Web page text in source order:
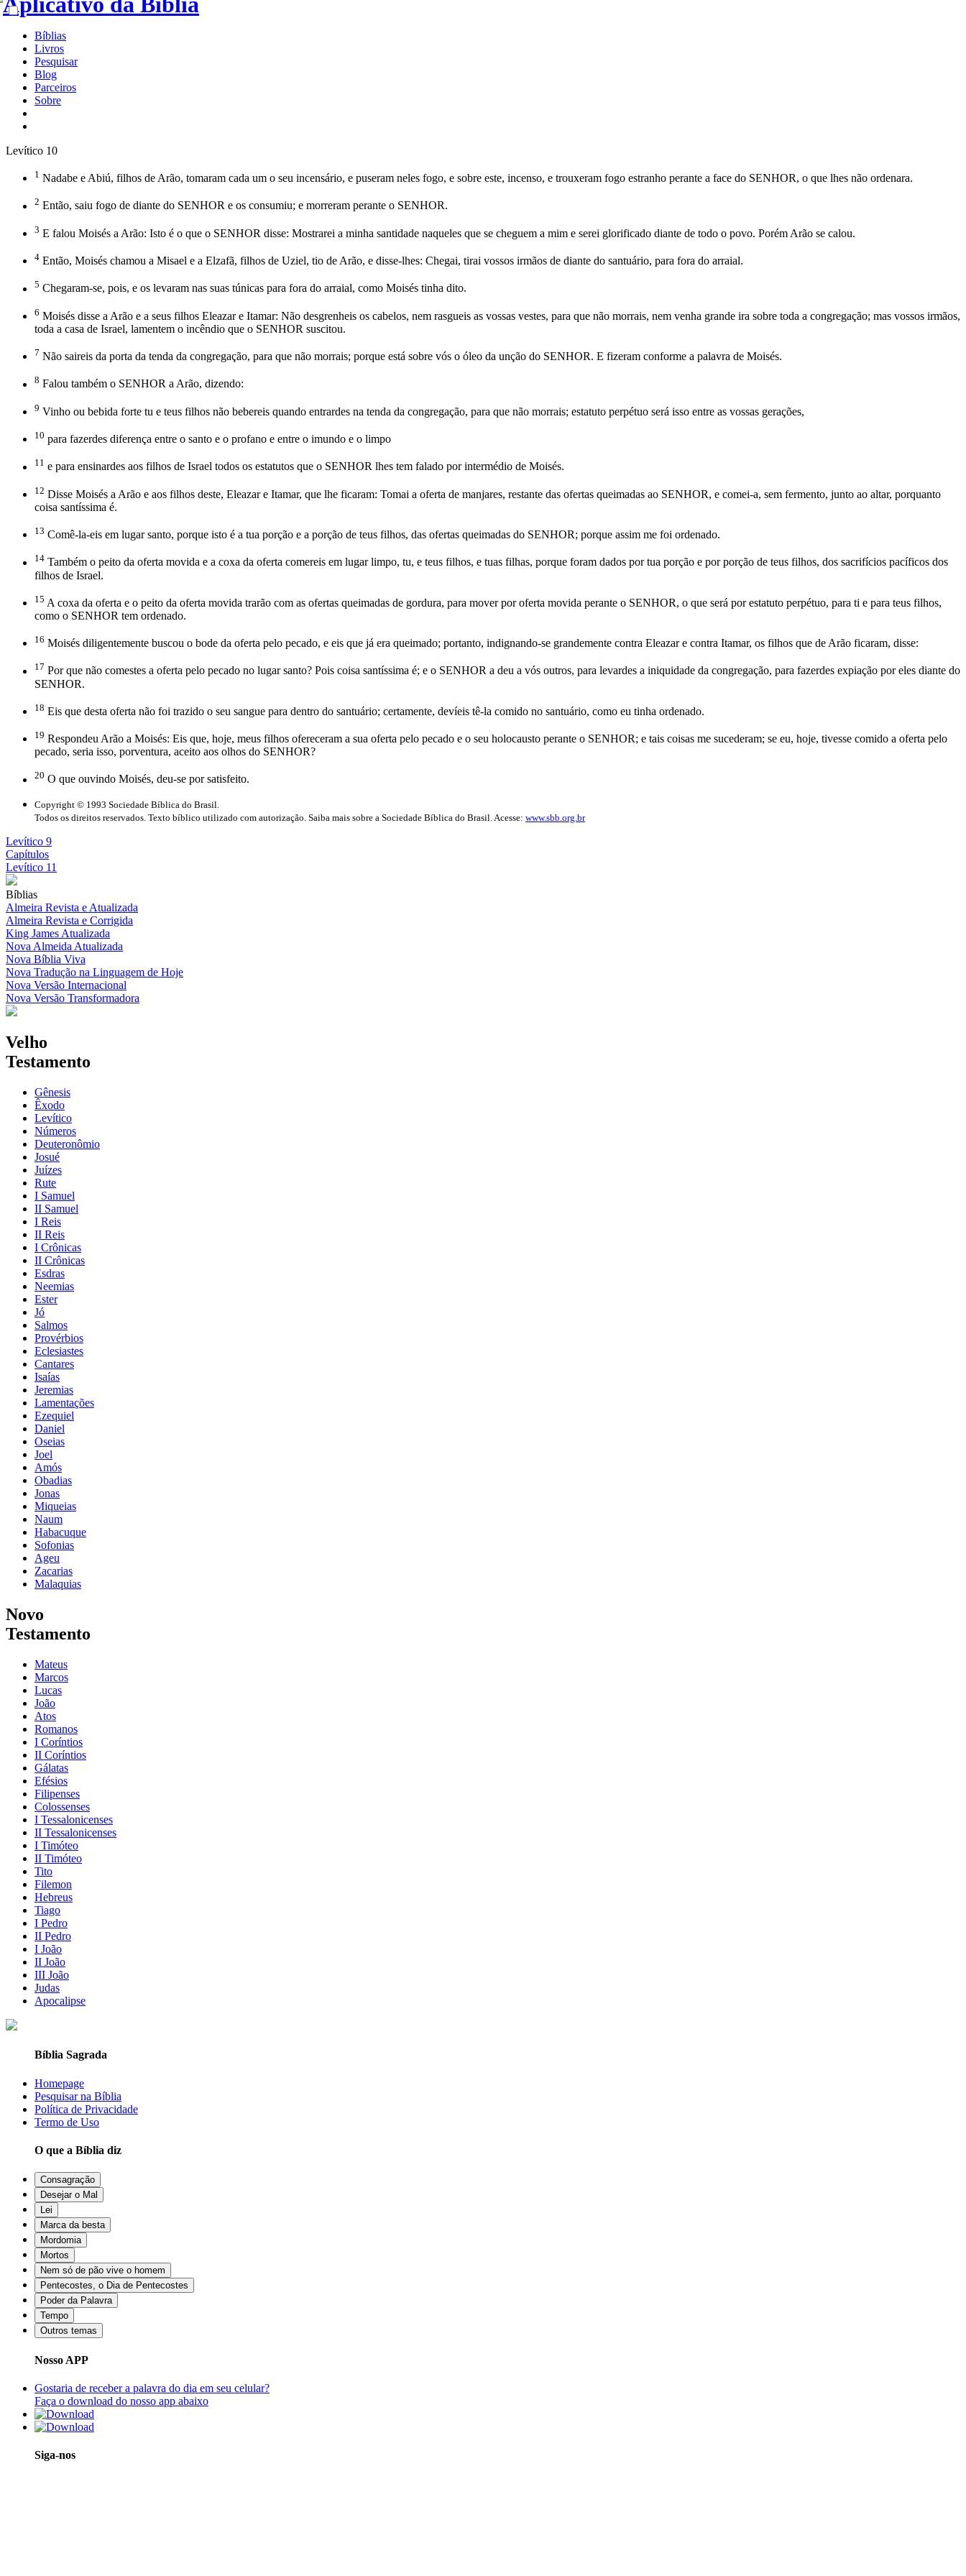
Bíblias
Livros
Pesquisar
Blog
Parceiros
Sobre
Levítico 10
1 Nadabe e Abiú, filhos de Arão, tomaram cada um o seu incensário, e puseram neles fogo, e sobre este, incenso, e trouxeram fogo estranho perante a face do SENHOR, o que lhes não ordenara.
2 Então, saiu fogo de diante do SENHOR e os consumiu; e morreram perante o SENHOR.
3 E falou Moisés a Arão: Isto é o que o SENHOR disse: Mostrarei a minha santidade naqueles que se cheguem a mim e serei glorificado diante de todo o povo. Porém Arão se calou.
4 Então, Moisés chamou a Misael e a Elzafã, filhos de Uziel, tio de Arão, e disse-lhes: Chegai, tirai vossos irmãos de diante do santuário, para fora do arraial.
5 Chegaram-se, pois, e os levaram nas suas túnicas para fora do arraial, como Moisés tinha dito.
6 Moisés disse a Arão e a seus filhos Eleazar e Itamar: Não desgrenheis os cabelos, nem rasgueis as vossas vestes, para que não morrais, nem venha grande ira sobre toda a congregação; mas vossos irmãos,
toda a casa de Israel, lamentem o incêndio que o SENHOR suscitou.
7 Não saireis da porta da tenda da congregação, para que não morrais; porque está sobre vós o óleo da unção do SENHOR. E fizeram conforme a palavra de Moisés.
8 Falou também o SENHOR a Arão, dizendo:
9 Vinho ou bebida forte tu e teus filhos não bebereis quando entrardes na tenda da congregação, para que não morrais; estatuto perpétuo será isso entre as vossas gerações,
10 para fazerdes diferença entre o santo e o profano e entre o imundo e o limpo
11 e para ensinardes aos filhos de Israel todos os estatutos que o SENHOR lhes tem falado por intermédio de Moisés.
12 Disse Moisés a Arão e aos filhos deste, Eleazar e Itamar, que lhe ficaram: Tomai a oferta de manjares, restante das ofertas queimadas ao SENHOR, e comei-a, sem fermento, junto ao altar, porquanto
coisa santíssima é.
13 Comê-la-eis em lugar santo, porque isto é a tua porção e a porção de teus filhos, das ofertas queimadas do SENHOR; porque assim me foi ordenado.
14 Também o peito da oferta movida e a coxa da oferta comereis em lugar limpo, tu, e teus filhos, e tuas filhas, porque foram dados por tua porção e por porção de teus filhos, dos sacrifícios pacíficos dos
filhos de Israel.
15 A coxa da oferta e o peito da oferta movida trarão com as ofertas queimadas de gordura, para mover por oferta movida perante o SENHOR, o que será por estatuto perpétuo, para ti e para teus filhos,
como o SENHOR tem ordenado.
16 Moisés diligentemente buscou o bode da oferta pelo pecado, e eis que já era queimado; portanto, indignando-se grandemente contra Eleazar e contra Itamar, os filhos que de Arão ficaram, disse:
17 Por que não comestes a oferta pelo pecado no lugar santo? Pois coisa santíssima é; e o SENHOR a deu a vós outros, para levardes a iniquidade da congregação, para fazerdes expiação por eles diante do
SENHOR.
18 Eis que desta oferta não foi trazido o seu sangue para dentro do santuário; certamente, devíeis tê-la comido no santuário, como eu tinha ordenado.
19 Respondeu Arão a Moisés: Eis que, hoje, meus filhos ofereceram a sua oferta pelo pecado e o seu holocausto perante o SENHOR; e tais coisas me sucederam; se eu, hoje, tivesse comido a oferta pelo
pecado, seria isso, porventura, aceito aos olhos do SENHOR?
20 O que ouvindo Moisés, deu-se por satisfeito.
Copyright © 1993 Sociedade Bíblica do Brasil.
Todos os direitos reservados. Texto bíblico utilizado com autorização. Saiba mais sobre a Sociedade Bíblica do Brasil. Acesse: www.sbb.org.br
Levítico 9
Capítulos
Levítico 11
Bíblias
Almeira Revista e Atualizada
Almeira Revista e Corrigida
King James Atualizada
Nova Almeida Atualizada
Nova Bíblia Viva
Nova Tradução na Linguagem de Hoje
Nova Versão Internacional
Nova Versão Transformadora
Velho
Testamento
Gênesis
Êxodo
Levítico
Números
Deuteronômio
Josué
Juízes
Rute
I Samuel
II Samuel
I Reis
II Reis
I Crônicas
II Crônicas
Esdras
Neemias
Ester
Jó
Salmos
Provérbios
Eclesiastes
Cantares
Isaías
Jeremias
Lamentações
Ezequiel
Daniel
Oseias
Joel
Amós
Obadias
Jonas
Miqueias
Naum
Habacuque
Sofonias
Ageu
Zacarias
Malaquias
Novo
Testamento
Mateus
Marcos
Lucas
João
Atos
Romanos
I Coríntios
II Coríntios
Gálatas
Efésios
Filipenses
Colossenses
I Tessalonicenses
II Tessalonicenses
I Timóteo
II Timóteo
Tito
Filemon
Hebreus
Tiago
I Pedro
II Pedro
I João
II João
III João
Judas
Apocalipse
Bíblia Sagrada
Homepage
Pesquisar na Bíblia
Política de Privacidade
Termo de Uso
O que a Bíblia diz
Consagração
Desejar o Mal
Lei
Marca da besta
Mordomia
Mortos
Nem só de pão vive o homem
Pentecostes, o Dia de Pentecostes
Poder da Palavra
Tempo
Outros temas
Nosso APP
Gostaria de receber a palavra do dia em seu celular?
Faça o download do nosso app abaixo
Siga-nos